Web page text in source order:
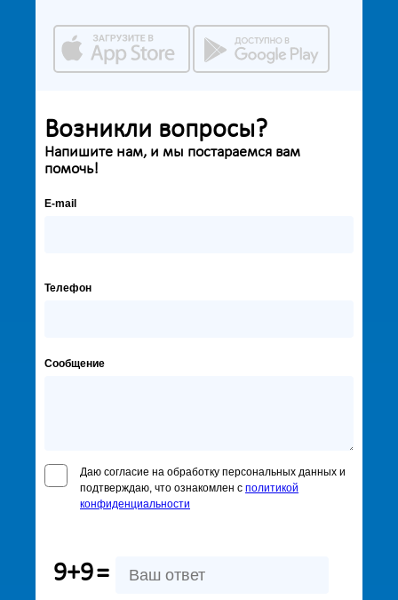
Возникли вопросы?
Напишите нам, и мы постараемся вам
помочь!
E-mail
Телефон
Сообщение
Даю согласие на обработку персональных данных и
подтверждаю, что ознакомлен с политикой
конфиденциальности
9+9=